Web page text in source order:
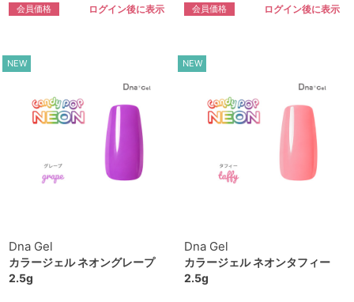
会員価格 ログイン後に表示 会員価格 ログイン後に表示
NEW
Dna Gel
カラージェル ネオングレープ
2.5g
NEW
Dna Gel
カラージェル ネオンタフィー
2.5g